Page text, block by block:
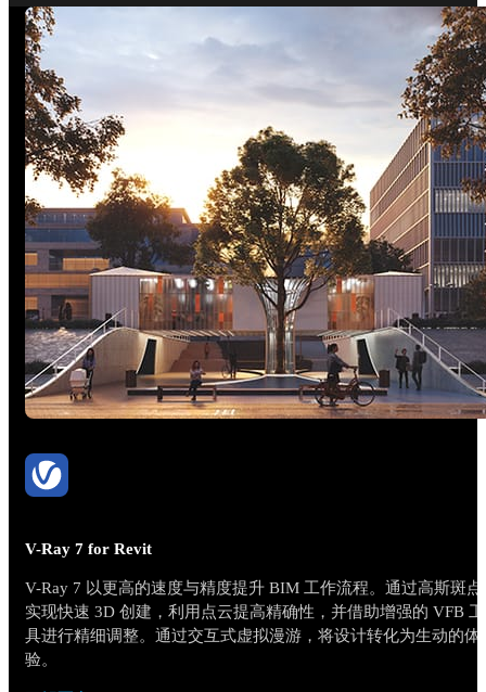
V-Ray 7 for Revit
V-Ray 7 以更高的速度与精度提升 BIM 工作流程。通过高斯斑点
实现快速 3D 创建，利用点云提高精确性，并借助增强的 VFB 工
具进行精细调整。通过交互式虚拟漫游，将设计转化为生动的体
验。